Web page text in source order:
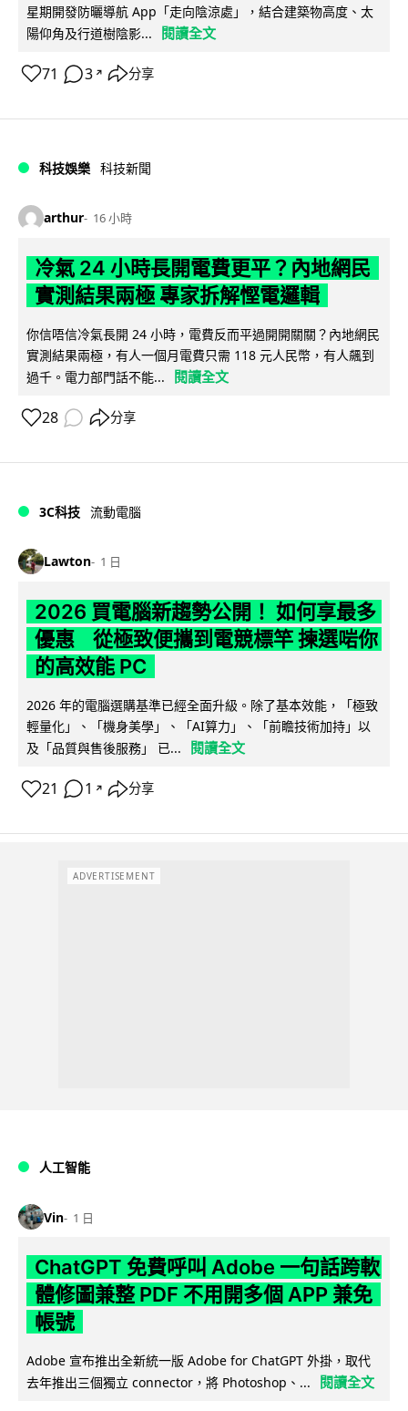
星期開發防曬導航 App「走向陰涼處」，結合建築物高度、太
陽仰角及行道樹陰影...
閱讀全文
71 3 ↗ 分享
科技娛樂 科技新聞
arthur 16 小時
冷氣 24 小時長開電費更平？內地網民
實測結果兩極 專家拆解慳電邏輯
你信唔信冷氣長開 24 小時，電費反而平過開開關關？內地網民
實測結果兩極，有人一個月電費只需 118 元人民幣，有人飆到
過千。電力部門話不能...
閱讀全文
28 分享
3C科技 流動電腦
Lawton 1 日
2026 買電腦新趨勢公開！ 如何享最多
優惠 從極致便攜到電競標竿 揀選啱你
的高效能 PC
2026 年的電腦選購基準已經全面升級。除了基本效能，「極致
輕量化」、「機身美學」、「AI算力」、「前瞻技術加持」以
及「品質與售後服務」 已...
閱讀全文
21 1 ↗ 分享
ADVERTISEMENT
人工智能
Vin 1 日
ChatGPT 免費呼叫 Adobe 一句話跨軟
體修圖兼整 PDF 不用開多個 APP 兼免
帳號
Adobe 宣布推出全新統一版 Adobe for ChatGPT 外掛，取代
去年推出三個獨立 connector，將 Photoshop、...
閱讀全文